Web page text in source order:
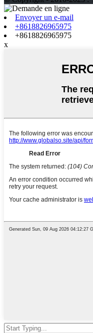
Envoyer un e-mail
+8618826965975
+8618826965975
x